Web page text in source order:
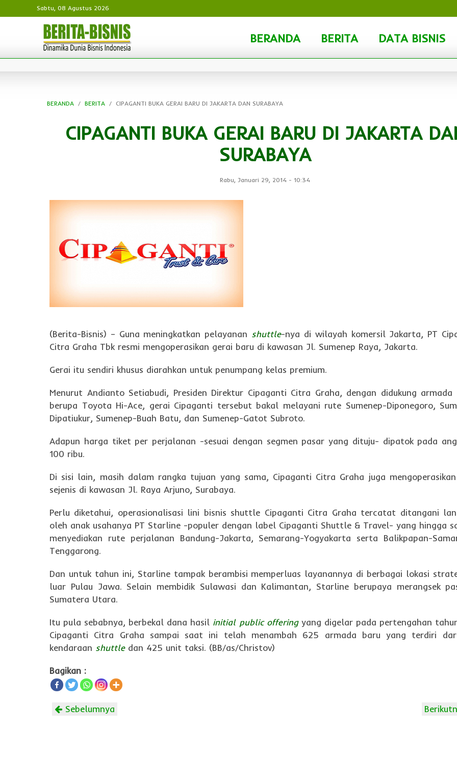
Sabtu, 08 Agustus 2026
BERANDA BERITA DATA BISNIS
BERANDA BERITA CIPAGANTI BUKA GERAI BARU DI JAKARTA DAN SURABAYA
CIPAGANTI BUKA GERAI BARU DI JAKARTA
SURABAYA
Rabu, Januari 29, 2014 - 10:34
(Berita-Bisnis) – Guna meningkatkan pelayanan shuttle-nya di wilayah komersil Jakarta, PT
Citra Graha Tbk resmi mengoperasikan gerai baru di kawasan Jl. Sumenep Raya, Jakarta.
Gerai itu sendiri khusus diarahkan untuk penumpang kelas premium.
Menurut Andianto Setiabudi, Presiden Direktur Cipaganti Citra Graha, dengan didukung armada
berupa Toyota Hi-Ace, gerai Cipaganti tersebut bakal melayani rute Sumenep-Diponegoro,
Dipatiukur, Sumenep-Buah Batu, dan Sumenep-Gatot Subroto.
Adapun harga tiket per perjalanan -sesuai dengan segmen pasar yang dituju- dipatok pada
100 ribu.
Di sisi lain, masih dalam rangka tujuan yang sama, Cipaganti Citra Graha juga
sejenis di kawasan Jl. Raya Arjuno, Surabaya.
Perlu diketahui, operasionalisasi lini bisnis shuttle Cipaganti Citra Graha tercatat ditangani
oleh anak usahanya PT Starline -populer dengan label Cipaganti Shuttle & Travel- yang hingga
menyediakan rute perjalanan Bandung-Jakarta, Semarang-Yogyakarta serta Balikpapan-
Tenggarong.
Dan untuk tahun ini, Starline tampak berambisi memperluas layanannya di berbagai lokasi
luar Pulau Jawa. Selain membidik Sulawasi dan Kalimantan, Starline berupaya merangsek
Sumatera Utara.
Itu pula sebabnya, berbekal dana hasil initial public offeringyang digelar pada pertengahan
Cipaganti Citra Graha sampai saat ini telah menambah 625 armada baru yang terdiri
kendaraan shuttledan 425 unit taksi. (BB/as/Christov)
Bagikan :
Sebelumnya